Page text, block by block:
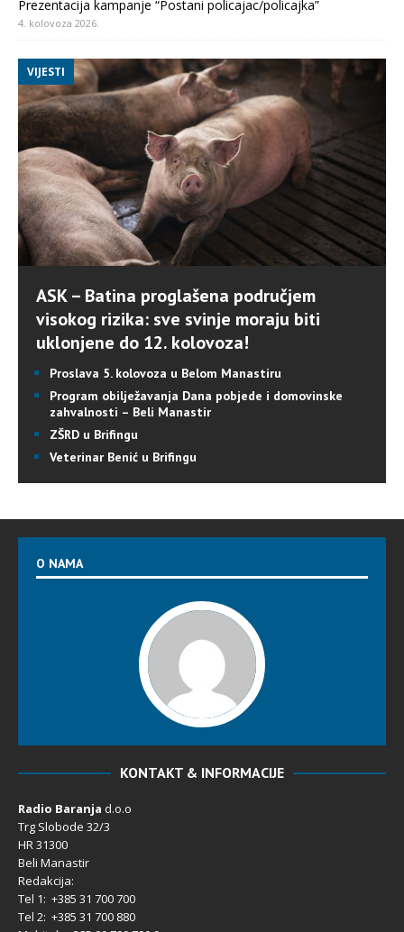
Prezentacija kampanje “Postani policajac/policajka”
4. kolovoza 2026.
VIJESTI
ASK – Batina proglašena područjem
visokog rizika: sve svinje moraju biti
uklonjene do 12. kolovoza!
Proslava 5. kolovoza u Belom Manastiru
Program obilježavanja Dana pobjede i domovinske
zahvalnosti – Beli Manastir
ZŠRD u Brifingu
Veterinar Benić u Brifingu
O NAMA
KONTAKT & INFORMACIJE
Radio Baranja d.o.o
Trg Slobode 32/3
HR 31300
Beli Manastir
Redakcija:
Tel 1: +385 31 700 700
Tel 2: +385 31 700 880